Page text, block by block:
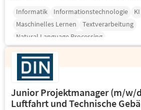
Informatik Informationstechnologie KI
Maschinelles Lernen
Textverarbeitung
Natural Language Processing
Junior Projektmanager (m/w/
Luftfahrt und Technische